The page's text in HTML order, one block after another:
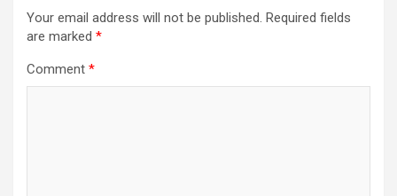
Your email address will not be published. Required fields
are marked *
Comment *